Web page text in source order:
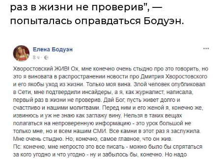
раз в жизни не проверив”, —
попыталась оправдаться Бодуэн.